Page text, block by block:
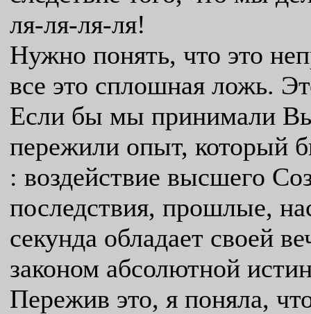
ля-ля-ля-ля!
Нужно понять, что это
все это сплошная ложь.
Если бы мы принимали
пережили опыт, который
: воздействие высшего
последствия, прошлые,
секунда обладает своей
законом абсолютной
Пережив это, я поняла,